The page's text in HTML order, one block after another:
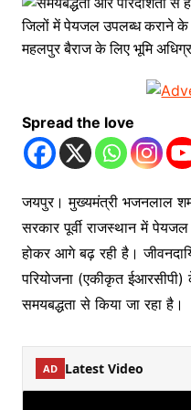
Spread the love
जयपुर। मुख्यमंत्री भजनलाल
सरकार पूर्वी राजस्थान में
होकर आगे बढ़ रही है।
परियोजना (एकीकृत ईआरसीपी)
समयबद्धता से किया जा रहा है।
AD Latest Video